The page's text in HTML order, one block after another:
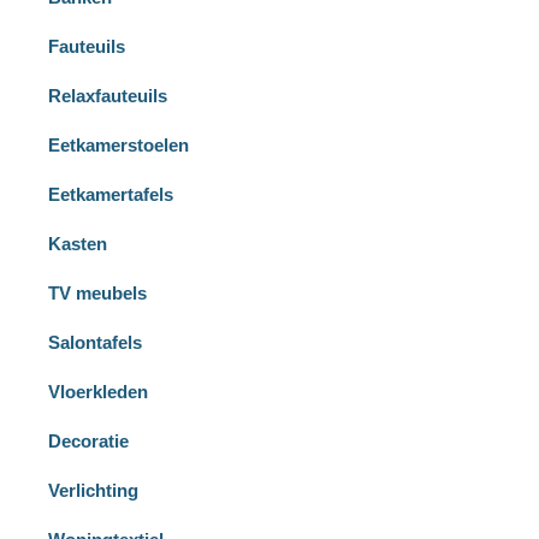
Fauteuils
Relaxfauteuils
Eetkamerstoelen
Eetkamertafels
Kasten
TV meubels
Salontafels
Vloerkleden
Decoratie
Verlichting